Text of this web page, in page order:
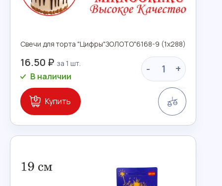
Свечи для торта "Цифры"ЗОЛОТО"6168-9 (1х288)
16.50 ₽ - +
В наличии
Купить